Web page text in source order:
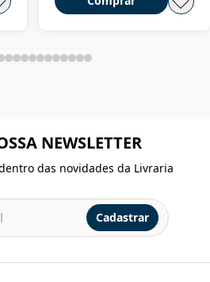
NEWSLETTER
das novidades da Livraria
Cadastrar